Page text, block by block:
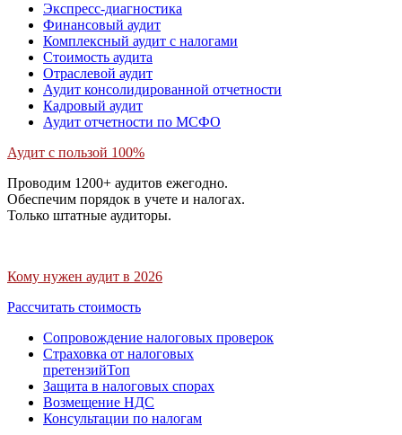
Экспресс-диагностика
Финансовый аудит
Комплексный аудит с налогами
Стоимость аудита
Отраслевой аудит
Аудит консолидированной отчетности
Кадровый аудит
Аудит отчетности по МСФО
Аудит с пользой 100%
Проводим 1200+ аудитов ежегодно.
Обеспечим порядок в учете и налогах.
Только штатные аудиторы.
Кому нужен аудит в 2026
Рассчитать стоимость
Сопровождение налоговых проверок
Страховка от налоговых
претензийТоп
Защита в налоговых спорах
Возмещение НДС
Консультации по налогам